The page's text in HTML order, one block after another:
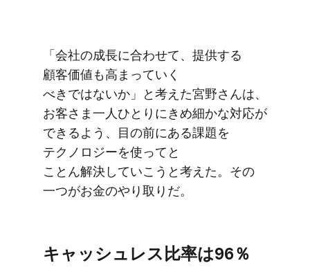
「会社の​成長に​合わせて、​提供する​
顧客価値も​高まっていく​
べきではないか」と​考えた​宮野さんは、​
お客さま一人​ひとりに​きめ細かな​対応が​
できるよう、​目の前に​ある​課題を​
テクノロジーを​使ってと​
ことん解決していこうと​考えた。​その​
一つが​お金の​やり取りだ。
キャッシュレス比率は​96％